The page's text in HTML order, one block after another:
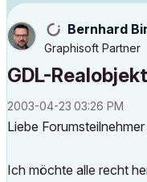
Bernhard
Graphisoft Partner
GDL-
‎2003-04-23 03:26 PM
Liebe
Ich möchte alle recht